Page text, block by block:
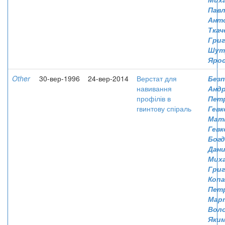
Other
30-вер-1996 24-вер-2014
Верстат для
навивання
профілів в
гвинтову спіраль